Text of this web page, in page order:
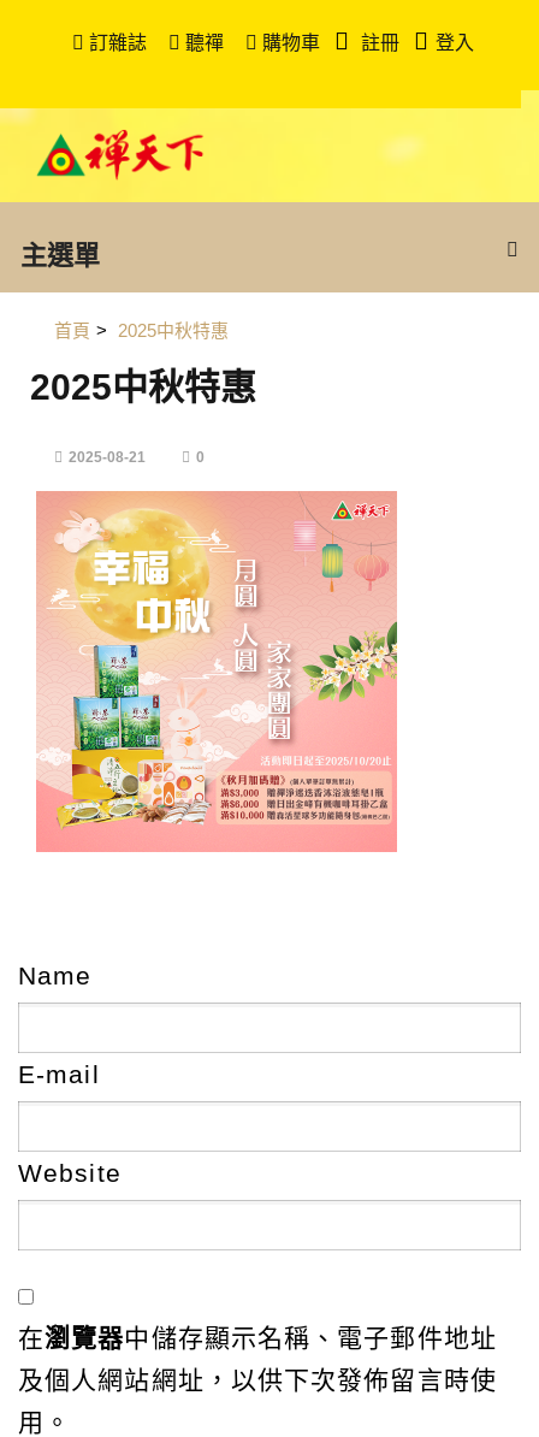
訂雜誌 聽禪 購物車 註冊 登入
主選單
首頁 > 2025中秋特惠
2025中秋特惠
2025-08-21 0
Name
E-mail
Website
在瀏覽器中儲存顯示名稱、電子郵件地址
及個人網站網址，以供下次發佈留言時使
用。